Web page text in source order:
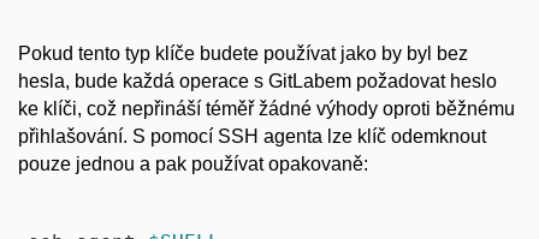
Pokud tento typ klíče budete používat jako by byl bez
hesla, bude každá operace s GitLabem požadovat heslo
ke klíči, což nepřináší téměř žádné výhody oproti běžnému
přihlašování. S pomocí SSH agenta lze klíč odemknout
pouze jednou a pak používat opakovaně: